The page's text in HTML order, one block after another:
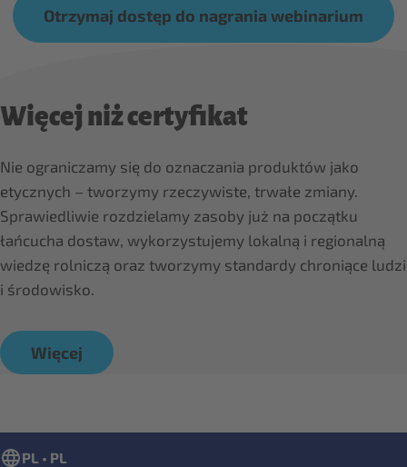
Otrzymaj dostęp do nagrania webinarium
Więcej niż certyfikat
Nie ograniczamy się do oznaczania produktów jako
etycznych – tworzymy rzeczywiste, trwałe zmiany.
Sprawiedliwie rozdzielamy zasoby już na początku
łańcucha dostaw, wykorzystujemy lokalną i regionalną
wiedzę rolniczą oraz tworzymy standardy chroniące ludzi
i środowisko.
Więcej
PL • PL